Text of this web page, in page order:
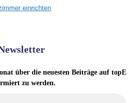
einrichten
über die neuesten Beiträge auf topE
zu werden.